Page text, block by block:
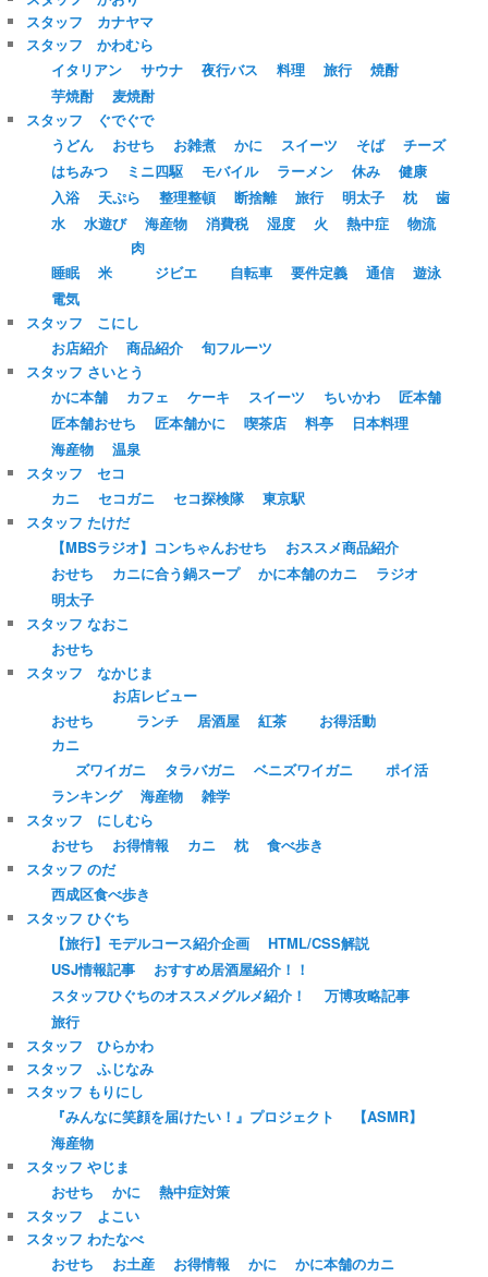
スタッフ カナヤマ
スタッフ かわむら
イタリアン
サウナ 夜行バス 料理 旅行
焼酎
芋焼酎
麦焼酎
スタッフ ぐでぐで
うどん
おせち お雑煮 かに スイーツ そば
チーズ
はちみつ
ミニ四駆 モバイル ラーメン 休み
健康
入浴
天ぷら 整理整頓 断捨離 旅行 明太子 枕
歯
水
水遊び 海産物 消費税 湿度 火 熱中症 物流
睡眠 米
肉
ジビエ
自転車 要件定義 通信
遊泳
電気
スタッフ こにし
お店紹介
商品紹介
旬フルーツ
スタッフ さいとう
かに本舗
カフェ ケーキ スイーツ ちいかわ
匠本舗
匠本舗おせち
匠本舗かに 喫茶店 料亭
日本料理
海産物
温泉
スタッフ セコ
カニ
セコガニ セコ探検隊
東京駅
スタッフ たけだ
【MBSラジオ】コンちゃんおせち
おススメ商品紹介
おせち
カニに合う鍋スープ かに本舗のカニ
ラジオ
明太子
スタッフ なおこ
おせち
スタッフ なかじま
おせち
お店レビュー
ランチ
居酒屋 紅茶
お得活動
カニ
ズワイガニ
タラバガニ ベニズワイガニ
ポイ活
ランキング
海産物
雑学
スタッフ にしむら
おせち
お得情報 カニ 枕
食べ歩き
スタッフ のだ
西成区食べ歩き
スタッフ ひぐち
【旅行】モデルコース紹介企画
HTML/CSS解説
USJ情報記事
おすすめ居酒屋紹介！！
スタッフひぐちのオススメグルメ紹介！
万博攻略記事
旅行
スタッフ ひらかわ
スタッフ ふじなみ
スタッフ もりにし
『みんなに笑顔を届けたい！』プロジェクト
【ASMR】
海産物
スタッフ やじま
おせち
かに
熱中症対策
スタッフ よこい
スタッフ わたなべ
おせち
お土産 お得情報 かに
かに本舗のカニ